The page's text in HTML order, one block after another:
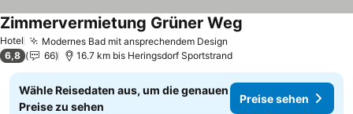
Hotel Modernes Bad mit ansprechendem Design
Zimmervermietung Grüner Weg
6,8 66 16.7 km bis Heringsdorf Sportstrand
Wähle Reisedaten aus, um die genauen
Preise zu sehen
Preise sehen